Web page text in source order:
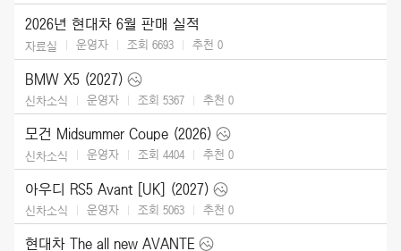
2026년 현대차 6월 판매 실적
자료실 운영자 조회 6693 추천 0
BMW X5 (2027)
신차소식 운영자 조회 5367 추천 0
모건 Midsummer Coupe (2026)
신차소식 운영자 조회 4404 추천 0
아우디 RS5 Avant [UK] (2027)
신차소식 운영자 조회 5063 추천 0
현대차 The all new AVANTE